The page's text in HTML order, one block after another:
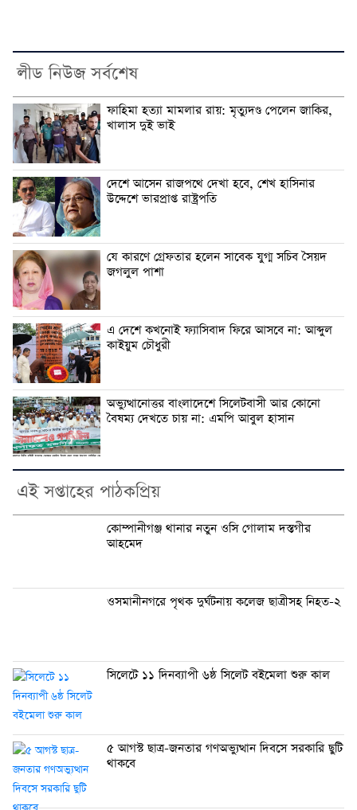
লীড নিউজ সর্বশেষ
ফাহিমা হত্যা মামলার রায়: মৃত্যুদণ্ড পেলেন জাকির,
খালাস দুই ভাই
দেশে আসেন রাজপথে দেখা হবে, শেখ হাসিনার
উদ্দেশে ভারপ্রাপ্ত রাষ্ট্রপতি
যে কারণে গ্রেফতার হলেন সাবেক যুগ্ম সচিব সৈয়দ
জগলুল পাশা
এ দেশে কখনোই ফ্যাসিবাদ ফিরে আসবে না: আব্দুল
কাইয়ুম চৌধুরী
অভ্যুত্থানোত্তর বাংলাদেশে সিলেটবাসী আর কোনো
বৈষম্য দেখতে চায় না: এমপি আবুল হাসান
এই সপ্তাহের পাঠকপ্রিয়
কোম্পানীগঞ্জ থানার নতুন ওসি গোলাম দস্তগীর
আহমেদ
ওসমানীনগরে পৃথক দুর্ঘটনায় কলেজ ছাত্রীসহ নিহত-২
সিলেটে ১১ দিনব্যাপী ৬ষ্ঠ সিলেট বইমেলা শুরু কাল
৫ আগস্ট ছাত্র-জনতার গণঅভ্যুত্থান দিবসে সরকারি ছুটি
থাকবে